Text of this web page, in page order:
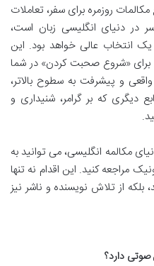
روزمره برای سفر، تعاملات
در دنیای انگلیسی زبان است،
یک انتخاب عالی خواهد بود. این
برای «شروع صحبت کردن» در شما
و پیشرفت به سطوح بالاتر،
دیگری که بر گرامر، شنیداری و
مکالمه انگلیسی، می توانید به
مراجعه کنید. این اقدام نه تنها
از تلاش نویسنده و ناشر نیز
صوتی دارد؟